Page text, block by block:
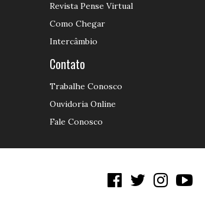
Revista Pense Virtual
Como Chegar
Intercâmbio
Contato
Trabalhe Conosco
Ouvidoria Online
Fale Conosco